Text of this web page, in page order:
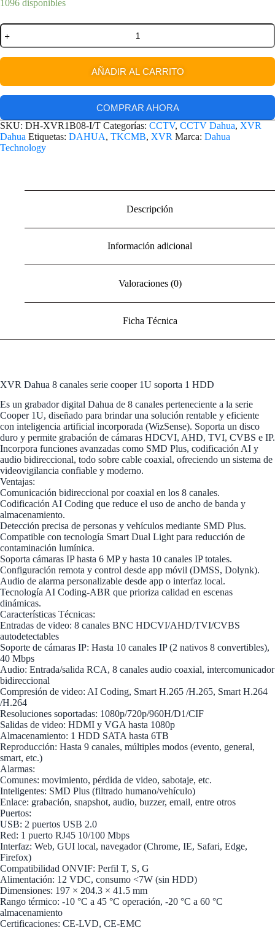
1096 disponibles
AÑADIR AL CARRITO
COMPRAR AHORA
SKU: DH-XVR1B08-I/T Categorías: CCTV, CCTV Dahua, XVR
Dahua Etiquetas: DAHUA, TKCMB, XVR Marca: Dahua
Technology
Descripción
Información adicional
Valoraciones (0)
Ficha Técnica
XVR Dahua 8 canales serie cooper 1U soporta 1 HDD
Es un grabador digital Dahua de 8 canales perteneciente a la serie
Cooper 1U, diseñado para brindar una solución rentable y eficiente
con inteligencia artificial incorporada (WizSense). Soporta un disco
duro y permite grabación de cámaras HDCVI, AHD, TVI, CVBS e IP.
Incorpora funciones avanzadas como SMD Plus, codificación AI y
audio bidireccional, todo sobre cable coaxial, ofreciendo un sistema de
videovigilancia confiable y moderno.
Ventajas:
Comunicación bidireccional por coaxial en los 8 canales.
Codificación AI Coding que reduce el uso de ancho de banda y
almacenamiento.
Detección precisa de personas y vehículos mediante SMD Plus.
Compatible con tecnología Smart Dual Light para reducción de
contaminación lumínica.
Soporta cámaras IP hasta 6 MP y hasta 10 canales IP totales.
Configuración remota y control desde app móvil (DMSS, Dolynk).
Audio de alarma personalizable desde app o interfaz local.
Tecnología AI Coding-ABR que prioriza calidad en escenas
dinámicas.
Características Técnicas:
Entradas de video: 8 canales BNC HDCVI/AHD/TVI/CVBS
autodetectables
Soporte de cámaras IP: Hasta 10 canales IP (2 nativos 8 convertibles),
40 Mbps
Audio: Entrada/salida RCA, 8 canales audio coaxial, intercomunicador
bidireccional
Compresión de video: AI Coding, Smart H.265 /H.265, Smart H.264
/H.264
Resoluciones soportadas: 1080p/720p/960H/D1/CIF
Salidas de video: HDMI y VGA hasta 1080p
Almacenamiento: 1 HDD SATA hasta 6TB
Reproducción: Hasta 9 canales, múltiples modos (evento, general,
smart, etc.)
Alarmas:
Comunes: movimiento, pérdida de video, sabotaje, etc.
Inteligentes: SMD Plus (filtrado humano/vehículo)
Enlace: grabación, snapshot, audio, buzzer, email, entre otros
Puertos:
USB: 2 puertos USB 2.0
Red: 1 puerto RJ45 10/100 Mbps
Interfaz: Web, GUI local, navegador (Chrome, IE, Safari, Edge,
Firefox)
Compatibilidad ONVIF: Perfil T, S, G
Alimentación: 12 VDC, consumo <7W (sin HDD)
Dimensiones: 197 × 204.3 × 41.5 mm
Rango térmico: -10 °C a 45 °C operación, -20 °C a 60 °C
almacenamiento
Certificaciones: CE-LVD, CE-EMC